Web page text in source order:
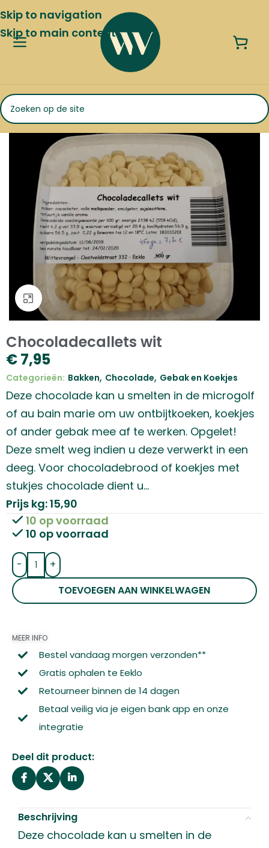
Skip to navigation
Skip to main content
Klik om te vergroten
Chocoladecallets wit
€7,95
Categorieën: Bakken, Chocolade, Gebak en Koekjes
Deze chocolade kan u smelten in de microgolf
of au bain marie om uw ontbijtkoeken, koekjes
of ander gebak mee af te werken. Opgelet!
Deze smelt weg indien u deze verwerkt in een
deeg. Voor chocoladebrood of koekjes met
stukjes chocolade dient u…
Prijs kg: 15,90
10 op voorraad
10 op voorraad
-
+
TOEVOEGEN AAN WINKELWAGEN
MEER INFO
Bestel vandaag morgen verzonden**
Gratis ophalen te Eeklo
Retourneer binnen de 14 dagen
Betaal veilig via je eigen bank app en onze
integratie
Deel dit product:
Beschrijving
Deze chocolade kan u smelten in de